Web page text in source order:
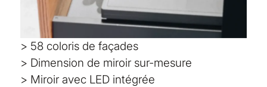
> 58 coloris de façades
> Dimension de miroir sur-mesure
> Miroir avec LED intégrée